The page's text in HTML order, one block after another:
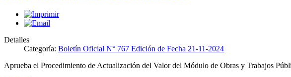
Detalles
Categoría: Boletín Oficial N° 767 Edición de Fecha 21-11-2024
Aprueba el Procedimiento de Actualización del Valor del Módulo de Obras y Trabajos